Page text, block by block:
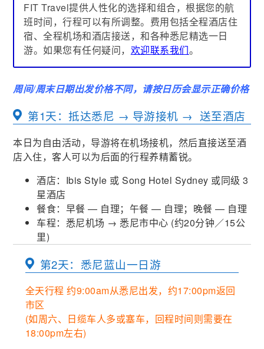
FIT Travel提供人性化的选择和组合，根据您的航
班时间，行程可以有所调整。费用包括全程酒店住
宿、全程机场和酒店接送，和各种悉尼精选一日
游。如果您有任何疑问， 欢迎联系我们。
周间/周末日期出发价格不同，请按日历会显示正确价格
第1天：抵达悉尼 → 导游接机 → 送至酒店
本日为自由活动，导游将在机场接机，然后直接送至酒
店入住，客人可以为后面的行程养精蓄锐。
酒店： Ibis Style 或Song Hotel Sydney 或同级 3
星酒店
餐食：早餐 — 自理；午餐 — 自理；晚餐 — 自理
车程：悉尼机场 → 悉尼市中心 (约20分钟／15公
里)
第2天：悉尼蓝山一日游
全天行程 约9:00am从悉尼出发，约17:00pm返回
市区
(如周六、日缆车人多或塞车，回程时间则需要在
18:00pm左右)